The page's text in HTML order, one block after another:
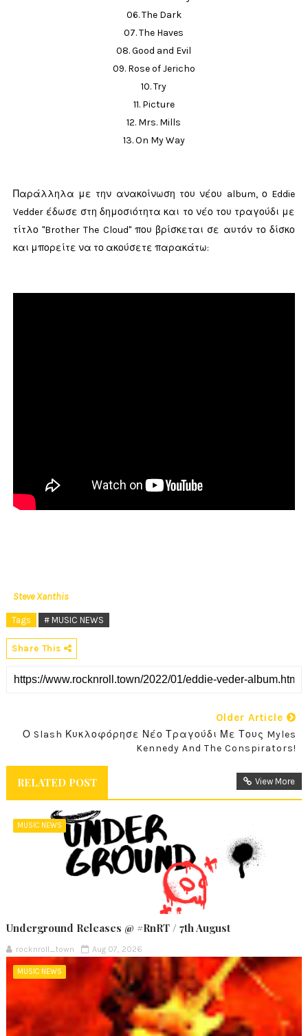
06. The Dark
07. The Haves
08. Good and Evil
09. Rose of Jericho
10. Try
11. Picture
12. Mrs. Mills
13. On My Way
Παράλληλα με την ανακοίνωση του νέου album, ο Eddie
Vedder έδωσε στη δημοσιότητα και το νέο του τραγούδι με
τίτλο "Brother The Cloud" που βρίσκεται σε αυτόν το δίσκο
και μπορείτε να το ακούσετε παρακάτω:
Steve Xanthis
Tags # MUSIC NEWS
Share This
Older Article
Ο Slash Κυκλοφόρησε Νέο Τραγούδι Με Τους Myles
Kennedy And The Conspirators!
RELATED POST View More
MUSIC NEWS
Underground Releases @ #RnRT / 7th August
rocknroll_town Aug 07, 2026
MUSIC NEWS